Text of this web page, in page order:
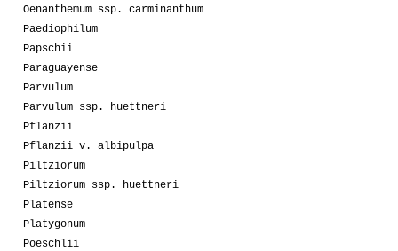
Oenanthemum ssp. carminanthum
Paediophilum
Papschii
Paraguayense
Parvulum
Parvulum ssp. huettneri
Pflanzii
Pflanzii v. albipulpa
Piltziorum
Piltziorum ssp. huettneri
Platense
Platygonum
Poeschlii